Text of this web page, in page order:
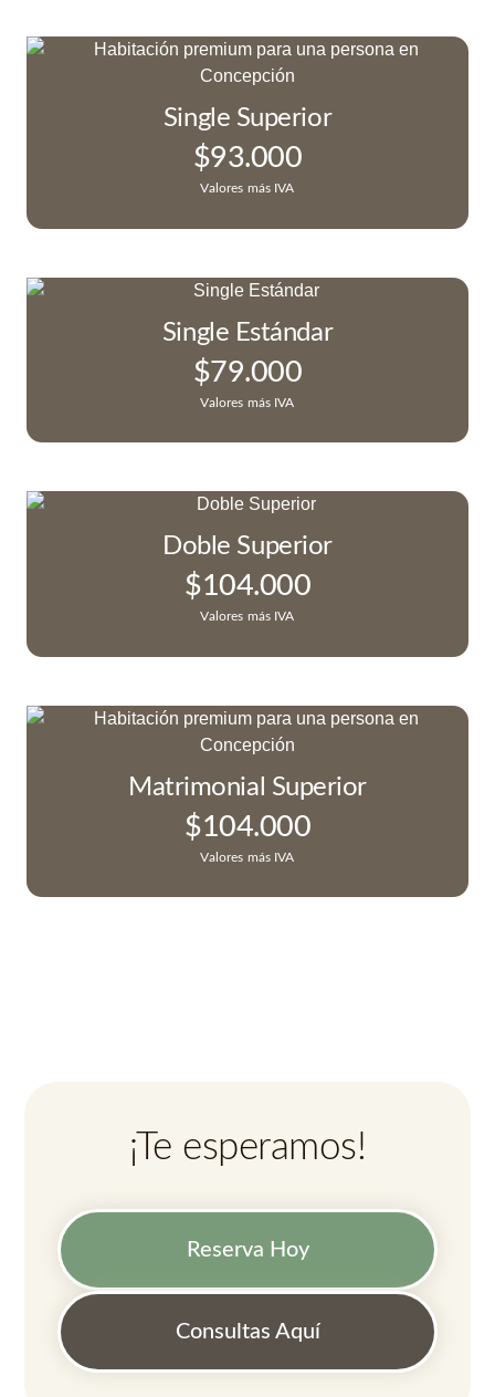
Single Superior
$93.000
Valores más IVA
Single Estándar
$79.000
Valores más IVA
Doble Superior
$104.000
Valores más IVA
Matrimonial Superior
$104.000
Valores más IVA
¡Te esperamos!
Reserva Hoy
Consultas Aquí